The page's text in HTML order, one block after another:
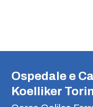
Ospedale e
Koelliker